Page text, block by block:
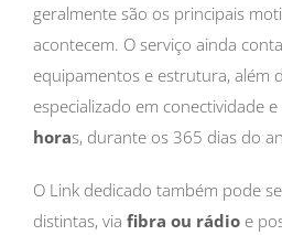
geralmente são os principais
acontecem. O serviço ainda
equipamentos e estrutura, além
especializado em conectividade e
horas, durante os 365 dias do
O Link dedicado também pode
distintas, via fibra ou rádio e